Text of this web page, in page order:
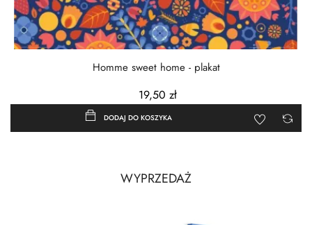
Homme sweet home - plakat
19,50 zł
DODAJ DO KOSZYKA
WYPRZEDAŻ